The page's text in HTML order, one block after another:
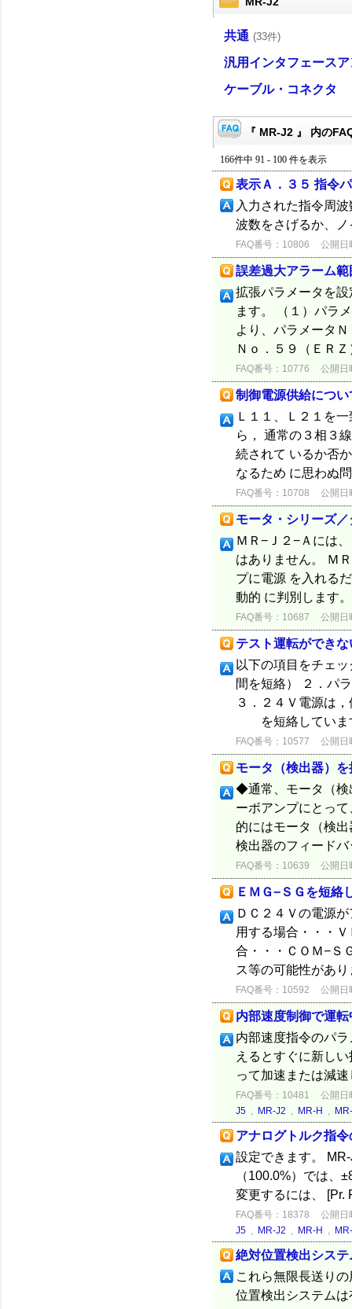
共通 (33件)
汎用インタフェース
ケーブル・コネクタ
『 MR-J2 』 内の
166件中 91 - 100 件を表示
表示Ａ．３５ 指令
入力された指令周
波数をさげるか、
FAQ番号：10806 公開日
誤差過大アラーム範
拡張パラメータを
ます。 （１）パラ
より、パラメータ
Ｎｏ．５９（ＥＲ
FAQ番号：10776 公開日
制御電源供給につい
Ｌ１１、Ｌ２１を
ら， 通常の３相３
続されて いるか否
なるため に思わぬ
FAQ番号：10708 公開日
モータ・シリーズ
ＭＲ−Ｊ２−Ａには
はありません。 Ｍ
プに電源 を入れる
動的 に判別します
FAQ番号：10687 公開日
テスト運転ができな
以下の項目をチェ
間を短絡） ２．パ
３．２４Ｖ電源は
を短絡していま
FAQ番号：10577 公開日
モータ（検出器）
◆通常、モータ（検
ーボアンプにとっ
的にはモータ（検
検出器のフィード
FAQ番号：10639 公開日
ＥＭＧ−ＳＧを短絡
ＤＣ２４Ｖの電源
用する場合・・・
合・・・ＣＯＭ−Ｓ
ス等の可能性があ
FAQ番号：10592 公開日
内部速度制御で運
内部速度指令のパ
えるとすぐに新し
って加速または減
FAQ番号：10481
公開日
J5 , MR-J2 , MR-H ,
アナログトルク指
設定できます。
（100.0%）では、
変更するには、
FAQ番号：18378
公開日
J5 , MR-J2 , MR-H ,
絶対位置検出システ
これら無限長送り
位置検出システム